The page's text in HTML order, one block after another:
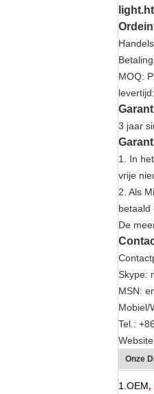
MOQ:
3 jaar
1. In
vrije
2. Als
betaald
De
Skype:
MSN:
Mobiel/
Tel.:
Onze
1.OEM,